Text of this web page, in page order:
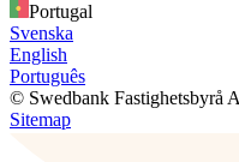
Portugal
Svenska
English
Português
© Swedbank Fastighetsbyrå
Sitemap